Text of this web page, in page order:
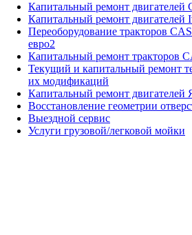
Капитальный ремонт двигателей
Капитальный ремонт двигателей
Переоборудование тракторов
евро2
Капитальный ремонт
Текущий и капитальный ремонт
их модификаций
Капитальный ремонт
Восстановление геометрии
Выездной сервис
Услуги грузовой/легковой мойки